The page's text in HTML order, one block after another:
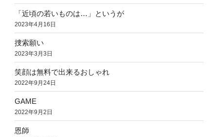
「近頃の若いものは…」というが
2023年4月16日
捜索願い
2023年3月3日
笑顔は無料で出来るおしゃれ
2022年9月24日
GAME
2022年9月2日
恩師